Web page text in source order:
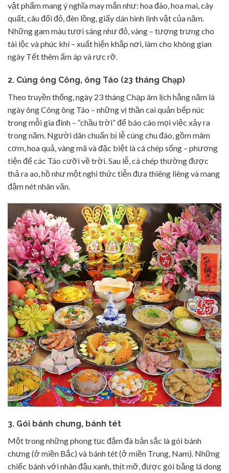
vật phẩm mang ý nghĩa may mắn như: hoa đào, hoa mai, cây
quất, câu đối đỏ, đèn lồng, giấy dán hình linh vật của năm.
Những gam màu tươi sáng như đỏ, vàng – tượng trưng cho
tài lộc và phúc khí – xuất hiện khắp nơi, làm cho không gian
ngày Tết thêm ấm áp và rực rỡ.
2. Cúng ông Công, ông Táo (23 tháng Chạp)
Theo truyền thống, ngày 23 tháng Chạp âm lịch hằng năm là
ngày ông Công ông Táo – những vị thần cai quản bếp núc
trong mỗi gia đình – “chầu trời” để báo cáo mọi việc xảy ra
trong năm. Người dân chuẩn bị lễ cúng chu đáo, gồm mâm
cơm, hoa quả, vàng mã và đặc biệt là cá chép sống – phương
tiện để các Táo cưỡi về trời. Sau lễ, cá chép thường được
thả ra ao, hồ như một nghi thức tiễn đưa thiêng liêng và mang
đậm nét nhân văn.
3. Gói bánh chưng, bánh tét
Một trong những phong tục đậm đà bản sắc là gói bánh
chưng (ở miền Bắc) và bánh tét (ở miền Trung, Nam). Những
chiếc bánh với nhân đậu xanh, thịt mỡ, được gói bằng lá dong